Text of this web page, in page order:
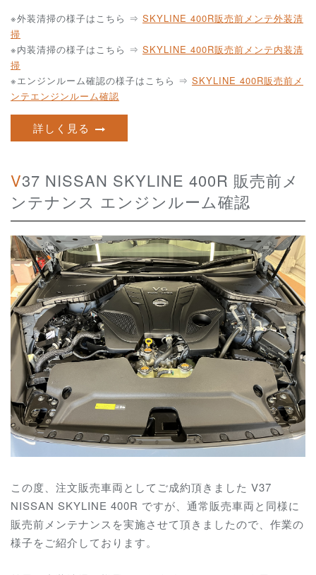
※外装清掃の様子はこちら ⇒ SKYLINE 400R販売前メンテ外装清
掃
※内装清掃の様子はこちら ⇒ SKYLINE 400R販売前メンテ内装清
掃
※エンジンルーム確認の様子はこちら ⇒ SKYLINE 400R販売前メ
ンテエンジンルーム確認
詳しく見る
V37 NISSAN SKYLINE 400R 販売前メ
ンテナンス エンジンルーム確認
この度、注文販売車両としてご成約頂きました V37
NISSAN SKYLINE 400R ですが、通常販売車両と同様に
販売前メンテナンスを実施させて頂きましたので、作業の
様子をご紹介しております。